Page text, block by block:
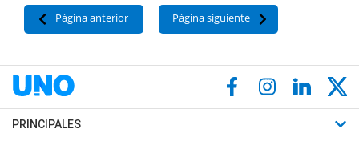
Página anterior Página siguiente
PRINCIPALES